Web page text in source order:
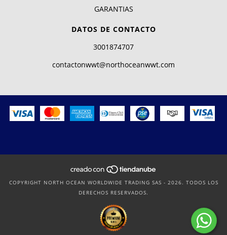
GARANTIAS
DATOS DE CONTACTO
3001874707
contactonwwt@northoceanwwt.com
COPYRIGHT NORTH OCEAN WORLDWIDE TRADING SAS - 2026. TODOS LOS
DERECHOS RESERVADOS.